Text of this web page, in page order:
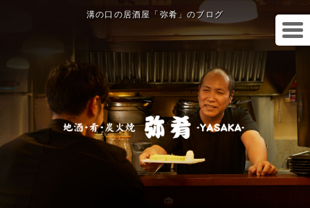
溝の口の居酒屋「弥肴」のブログ